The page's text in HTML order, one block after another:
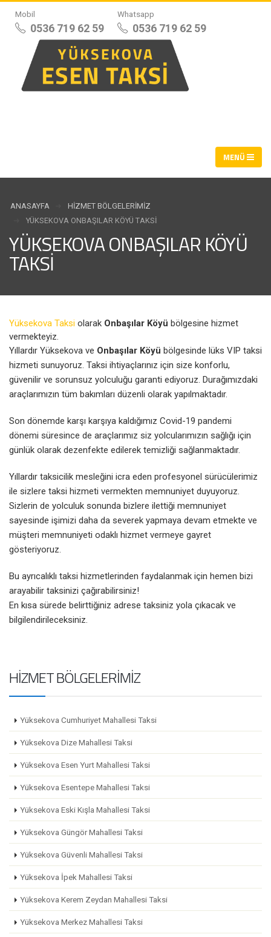
Mobil
0536 719 62 59
Whatsapp
0536 719 62 59
ANASAYFA
HIZMET BÖLGELERIMIZ
YÜKSEKOVA ONBAŞILAR KÖYÜ TAKSI
YÜKSEKOVA ONBAŞILAR KÖYÜ
TAKSI
Yüksekova Taksi olarak Onbaşılar Köyü bölgesine hizmet
vermekteyiz.
Yıllardır Yüksekova ve Onbaşılar Köyü bölgesinde lüks VIP taksi
hizmeti sunuyoruz. Taksi ihtiyaçlarınız için size konforlu,
güvenilir ve sorunsuz yolculuğu garanti ediyoruz. Durağımızdaki
araçlarımızın tüm bakımları düzenli olarak yapılmaktadır.
Son dönemde karşı karşıya kaldığımız Covid-19 pandemi
dönemi süresince de araçlarımız siz yolcularımızın sağlığı için
günlük olarak dezenfekte edilerek temizliği sağlanmaktadır.
Yıllardır taksicilik mesleğini icra eden profesyonel sürücülerimiz
ile sizlere taksi hizmeti vermekten memnuniyet duyuyoruz.
Sizlerin de yolculuk sonunda bizlere ilettiği memnuniyet
sayesinde işimizi daha da severek yapmaya devam etmekte ve
müşteri memnuniyeti odaklı hizmet vermeye gayret
gösteriyoruz.
Bu ayrıcalıklı taksi hizmetlerinden faydalanmak için hemen bizi
arayabilir taksinizi çağırabilirsiniz!
En kısa sürede belirttiğiniz adrese taksiniz yola çıkacak ve
bilgilendirileceksiniz.
HIZMET BÖLGELERIMIZ
Yüksekova Cumhuriyet Mahallesi Taksi
Yüksekova Dize Mahallesi Taksi
Yüksekova Esen Yurt Mahallesi Taksi
Yüksekova Esentepe Mahallesi Taksi
Yüksekova Eski Kışla Mahallesi Taksi
Yüksekova Güngör Mahallesi Taksi
Yüksekova Güvenli Mahallesi Taksi
Yüksekova İpek Mahallesi Taksi
Yüksekova Kerem Zeydan Mahallesi Taksi
Yüksekova Merkez Mahallesi Taksi